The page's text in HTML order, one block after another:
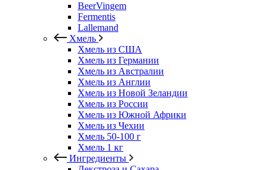
BeerVingem
Fermentis
Lallemand
Хмель
Хмель из США
Хмель из Германии
Хмель из Австралии
Хмель из Англии
Хмель из Новой Зеландии
Хмель из России
Хмель из Южной Африки
Хмель из Чехии
Хмель 50-100 г
Хмель 1 кг
Ингредиенты